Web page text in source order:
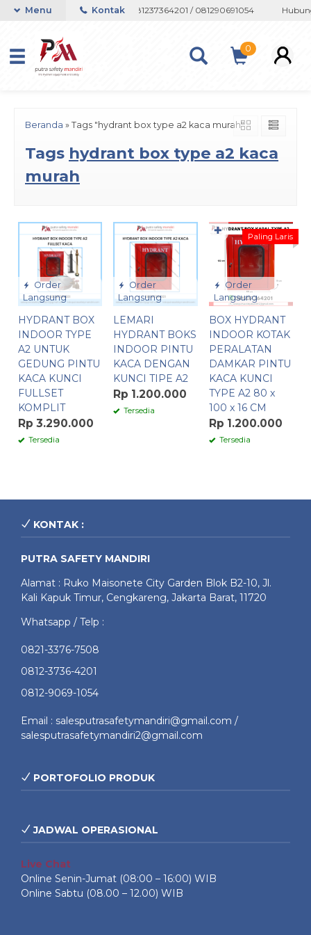
Whatsapp 082133767508 / 081237364201 / 081290691054
Menu Kontak
0
Beranda » Tags "hydrant box type a2 kaca murah"
Tags hydrant box type a2 kaca
murah
Order
Langsung
HYDRANT BOX
INDOOR TYPE
A2 UNTUK
GEDUNG PINTU
KACA KUNCI
FULLSET
KOMPLIT
Rp 3.290.000
Tersedia
Order
Langsung
LEMARI
HYDRANT BOKS
INDOOR PINTU
KACA DENGAN
KUNCI TIPE A2
Rp 1.200.000
Tersedia
Order
Langsung
Paling Laris
BOX HYDRANT
INDOOR KOTAK
PERALATAN
DAMKAR PINTU
KACA KUNCI
TYPE A2 80 x
100 x 16 CM
Rp 1.200.000
Tersedia
✚
KONTAK :
PUTRA SAFETY MANDIRI
Alamat : Ruko Maisonete City Garden Blok B2-10, Jl.
Kali Kapuk Timur, Cengkareng, Jakarta Barat, 11720
Whatsapp / Telp :
0821-3376-7508
0812-3736-4201
0812-9069-1054
Email : salesputrasafetymandiri@gmail.com /
salesputrasafetymandiri2@gmail.com
PORTOFOLIO PRODUK
JADWAL OPERASIONAL
Live Chat
Online Senin-Jumat (08:00 – 16:00) WIB
Online Sabtu (08.00 – 12.00) WIB